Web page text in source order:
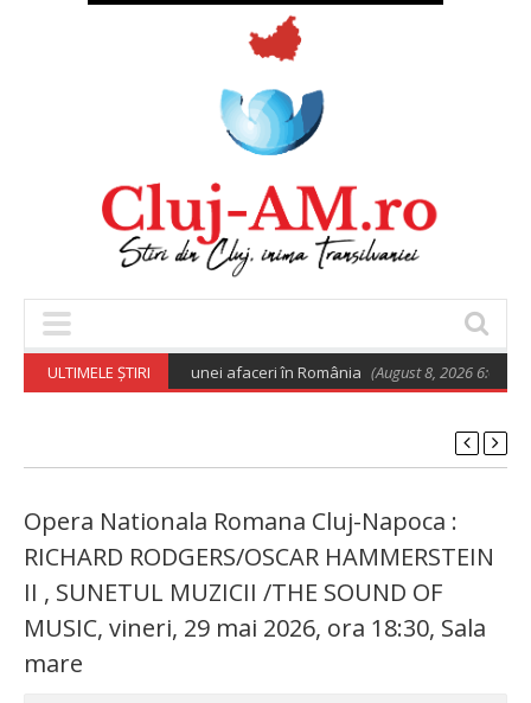
ULTIMELE ȘTIRI
pentru deschiderea unei afaceri în România (August 8, 2026 6:02 am)
Opera Nationala Romana Cluj-Napoca :
RICHARD RODGERS/OSCAR HAMMERSTEIN
II , SUNETUL MUZICII /THE SOUND OF
MUSIC, vineri, 29 mai 2026, ora 18:30, Sala
mare